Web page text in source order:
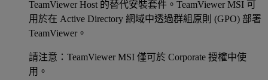
TeamViewer Host 的替代安裝套件。TeamViewer MSI 可
用於在 Active Directory 網域中透過群組原則 (GPO) 部署
TeamViewer。
請注意：TeamViewer MSI 僅可於 Corporate 授權中使
用。